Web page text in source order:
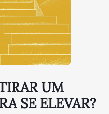
UM
SE ELEVAR?